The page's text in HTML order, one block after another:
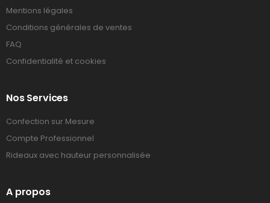
Mentions légales
Conditions générales de ventes
FAQ
Confidentialité et cookies
Nos Services
Confection sur Mesure
Compte Professionnel
Rideaux avec hauteur personnalisée
A propos